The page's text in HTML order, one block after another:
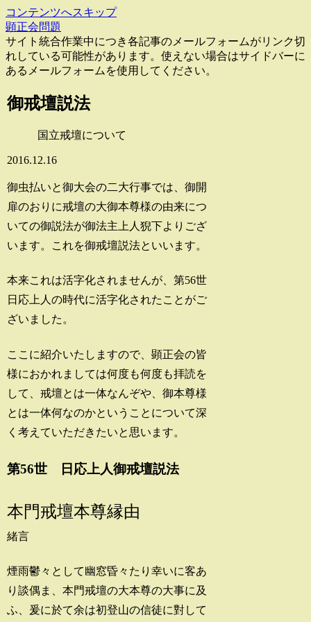
コンテンツへスキップ
顕正会問題
サイト統合作業中につき各記事のメールフォームがリンク切
れしている可能性があります。使えない場合はサイドバーに
あるメールフォームを使用してください。
御戒壇説法
国立戒壇について
2016.12.16
御虫払いと御大会の二大行事では、御開
扉のおりに戒壇の大御本尊様の由来につ
いての御説法が御法主上人猊下よりござ
います。これを御戒壇説法といいます。
本来これは活字化されませんが、第56世
日応上人の時代に活字化されたことがご
ざいました。
ここに紹介いたしますので、顕正会の皆
様におかれましては何度も何度も拝読を
して、戒壇とは一体なんぞや、御本尊様
とは一体何なのかということについて深
く考えていただきたいと思います。
第56世 日応上人御戒壇説法
本門戒壇本尊縁由
緒言
煙雨鬱々として幽窓昏々たり幸いに客あ
り談偶ま、本門戒壇の大本尊の大事に及
ふ、爰に於て余は初登山の信徒に對して